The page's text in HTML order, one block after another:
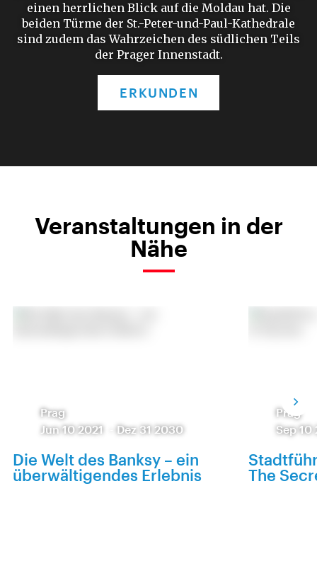
einen herrlichen Blick auf die Moldau hat. Die
beiden Türme der St.-Peter-und-Paul-Kathedrale
sind zudem das Wahrzeichen des südlichen Teils
der Prager Innenstadt.
ERKUNDEN
Veranstaltungen in der
Nähe
Prag
Jun 10 2021
Dez 31 2030
Die Welt des Banksy – ein
überwältigendes Erlebnis
Prag
Sep 10
The